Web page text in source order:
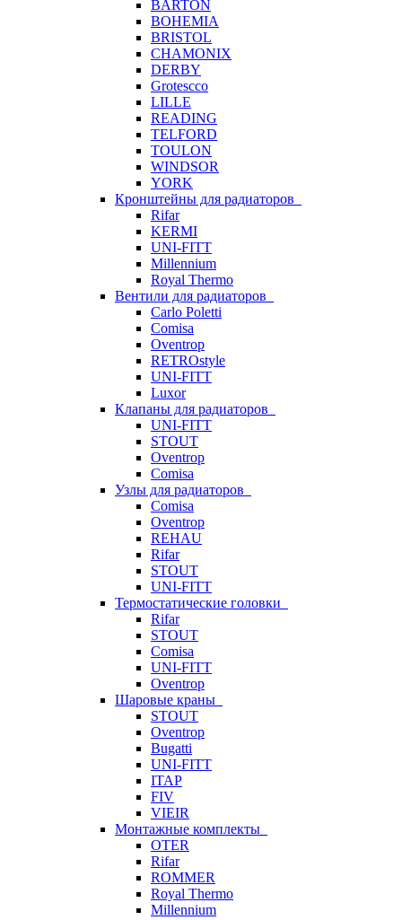
BARTON
BOHEMIA
BRISTOL
CHAMONIX
DERBY
Grotescco
LILLE
READING
TELFORD
TOULON
WINDSOR
YORK
Кронштейны для радиаторов
Rifar
KERMI
UNI-FITT
Millennium
Royal Thermo
Вентили для радиаторов
Carlo Poletti
Comisa
Oventrop
RETROstyle
UNI-FITT
Luxor
Клапаны для радиаторов
UNI-FITT
STOUT
Oventrop
Comisa
Узлы для радиаторов
Comisa
Oventrop
REHAU
Rifar
STOUT
UNI-FITT
Термостатические головки
Rifar
STOUT
Comisa
UNI-FITT
Oventrop
Шаровые краны
STOUT
Oventrop
Bugatti
UNI-FITT
ITAP
FIV
VIEIR
Монтажные комплекты
OTER
Rifar
ROMMER
Royal Thermo
Millennium